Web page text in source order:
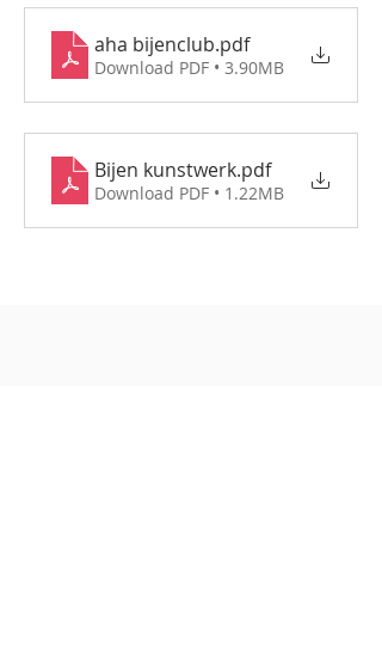
aha bijenclub.pdf
Download PDF • 3.90MB
Bijen kunstwerk.pdf
Download PDF • 1.22MB